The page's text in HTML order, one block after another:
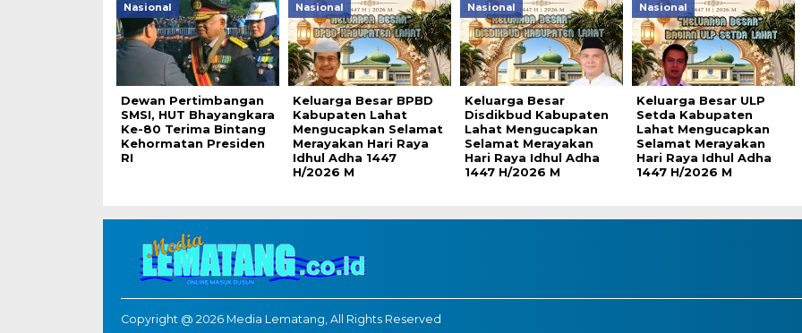
Nasional
Dewan Pertimbangan
SMSI, HUT Bhayangkara
Ke-80 Terima Bintang
Kehormatan Presiden
RI
Nasional
Keluarga Besar BPBD
Kabupaten Lahat
Mengucapkan Selamat
Merayakan Hari Raya
Idhul Adha 1447
H/2026 M
Nasional
Keluarga Besar
Disdikbud Kabupaten
Lahat Mengucapkan
Selamat Merayakan
Hari Raya Idhul Adha
1447 H/2026 M
Nasional
Keluarga Besar ULP
Setda Kabupaten
Lahat Mengucapkan
Selamat Merayakan
Hari Raya Idhul Adha
1447 H/2026 M
Copyright @ 2026 Media Lematang, All Rights Reserved